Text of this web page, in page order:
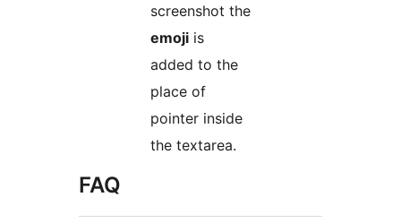
screenshot the
emoji is
added to the
place of
pointer inside
the textarea.
FAQ